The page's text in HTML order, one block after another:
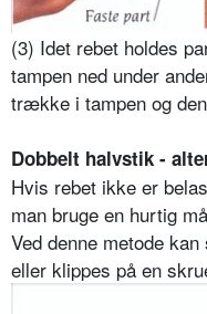
(3) Idet rebet holdes
tampen ned under
trække i tampen og
Dobbelt halvstik -
Hvis rebet ikke er
man bruge en hurtig
Ved denne metode
eller klippes på en